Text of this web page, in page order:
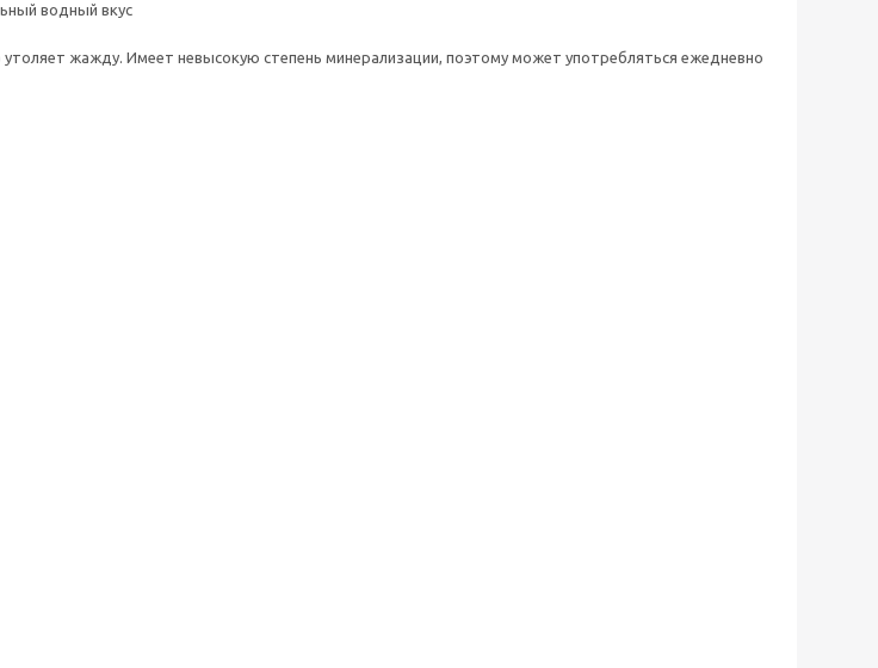
водный вкус
жажду. Имеет невысокую степень минерализации, поэтому может употребляться ежедневно